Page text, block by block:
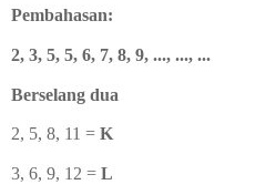
Pembahasan:
2, 3, 5, 5, 6, 7, 8, 9, ..., ..., ...
Berselang dua
2, 5, 8, 11 = K
3, 6, 9, 12 = L